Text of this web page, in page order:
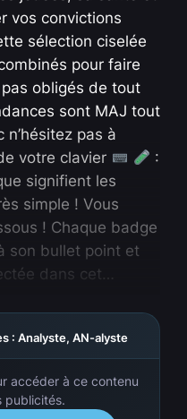
vos convictions
sélection ciselée
pour faire
pas obligés de tout
sont MAJ tout
pas à
votre clavier
:
signifient les
simple ! Vous
! Chaque badge
son bullet point et
dans cet…
: Analyste, AN-alyste
accéder à ce contenu
publicités.